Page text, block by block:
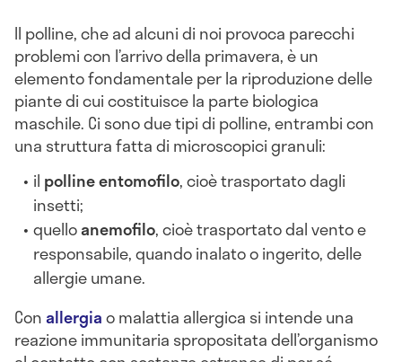
Il polline, che ad alcuni di noi provoca parecchi
problemi con l’arrivo della primavera, è un
elemento fondamentale per la riproduzione delle
piante di cui costituisce la parte biologica
maschile. Ci sono due tipi di polline, entrambi con
una struttura fatta di microscopici granuli:
il pollineentomofilo, cioè trasportato dagli
insetti;
quelloanemofilo, cioè trasportato dal vento e
responsabile, quando inalato o ingerito, delle
allergie umane.
Conallergiao malattia allergica si intende una
reazione immunitaria spropositata dell’organismo